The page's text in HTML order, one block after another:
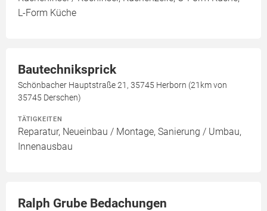
L-Form Küche
Bautechniksprick
Schönbacher Hauptstraße 21, 35745 Herborn (21km von
35745 Derschen)
TÄTIGKEITEN
Reparatur, Neueinbau / Montage, Sanierung / Umbau,
Innenausbau
Ralph Grube Bedachungen